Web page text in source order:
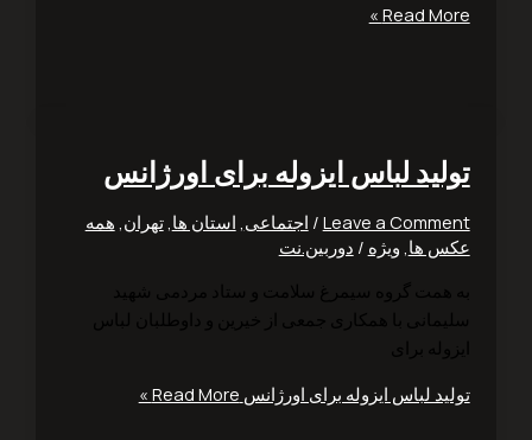
Read
لباس ایزوله برای اورژانس
Leave a
/اجتماعی , استان ها,تهران,همه
ویژه/دوربین.نت
لباس ایزوله برای اورژانس Read More »